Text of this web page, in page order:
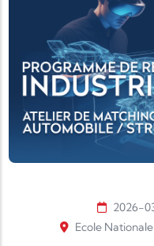
2026-
Ecole